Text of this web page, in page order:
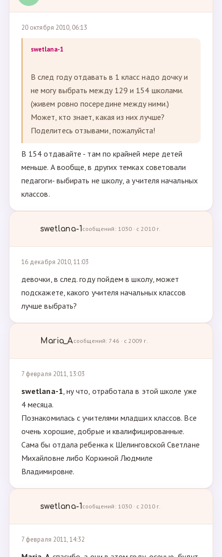
20 октября 2010, 06:13
swetlana-1
В след году отдавать в 1 класс надо дочку и
не могу выбрать между 129 и 154 школами.
(живем ровно посередине между ними.)
Может, кто знает, какая из них лучше?
Поделитесь отзывами, пожалуйста!
В 154 отдавайте - там по крайней мере детей
меньше. А вообще, в других темках советовали
педагоги- выбирать не школу, а учителя начальных
классов.
swetlana-1сообщений: 1030 · с 2010 г.
16 декабря 2010, 11:03
девочки, в след. году пойдем в школу, может
подскажете, какого учителя начальных классов
лучше выбрать?
Maria_Aсообщений: 746 · с 2009 г.
7 февраля 2011, 13:03
swetlana-1, ну что, отработала в этой школе уже
4 месяца.
Познакомилась с учителями младших классов. Все
очень хорошие, добрые и квалифицированные.
Сама бы отдала ребенка к Шелинговской Светлане
Михайловне либо Коркиной Людмиле
Владимировне.
swetlana-1сообщений: 1030 · с 2010 г.
7 февраля 2011, 14:32